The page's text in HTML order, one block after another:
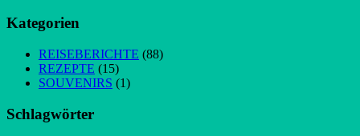
Kategorien
REISEBERICHTE (88)
REZEPTE (15)
SOUVENIRS (1)
Schlagwörter